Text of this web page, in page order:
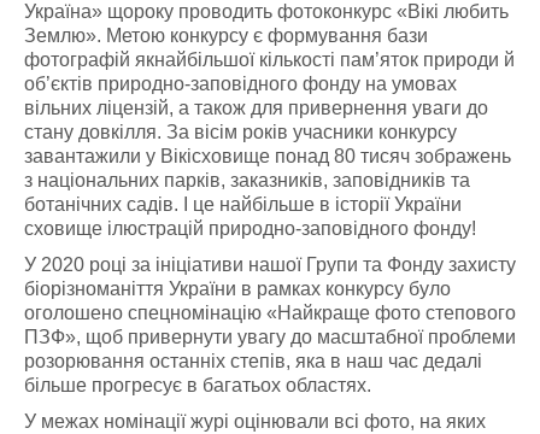
Україна» щороку проводить фотоконкурс «Вікі любить
Землю». Метою конкурсу є формування бази
фотографій якнайбільшої кількості пам’яток природи й
об’єктів природно-заповідного фонду на умовах
вільних ліцензій, а також для привернення уваги до
стану довкілля. За вісім років учасники конкурсу
завантажили у Вікісховище понад 80 тисяч зображень
з національних парків, заказників, заповідників та
ботанічних садів. І це найбільше в історії України
сховище ілюстрацій природно-заповідного фонду!
У 2020 році за ініціативи нашої Групи та Фонду захисту
біорізноманіття України в рамках конкурсу було
оголошено спецномінацію «Найкраще фото степового
ПЗФ», щоб привернути увагу до масштабної проблеми
розорювання останніх степів, яка в наш час дедалі
більше прогресує в багатьох областях.
У межах номінації журі оцінювали всі фото, на яких